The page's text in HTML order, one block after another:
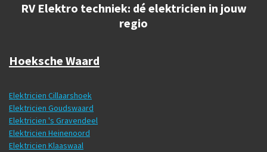
RV Elektro techniek: dé elektricien in jouw
regio
Hoeksche Waard
Elektricien Cillaarshoek
Elektricien Goudswaard
Elektricien 's Gravendeel
Elektricien Heinenoord
Elektricien Klaaswaal